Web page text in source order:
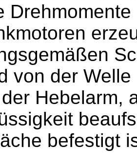
von der
Hebelarm,
befestigt